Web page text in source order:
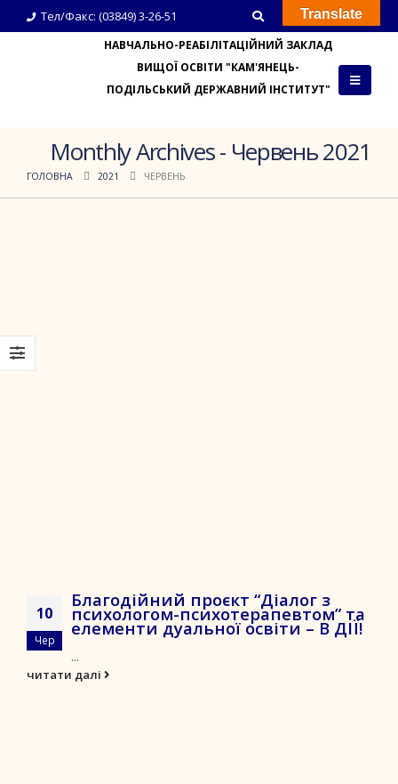
Тел/Факс: (03849) 3-26-51
НАВЧАЛЬНО-РЕАБІЛІТАЦІЙНИЙ ЗАКЛАД
ВИЩОЇ ОСВІТИ "КАМ'ЯНЕЦЬ-
ПОДІЛЬСЬКИЙ ДЕРЖАВНИЙ ІНСТИТУТ"
Monthly Archives - Червень 2021
ГОЛОВНА 2021 ЧЕРВЕНЬ
10
Чер
Благодійний проєкт “Діалог з
психологом-психотерапевтом” та
елементи дуальної освіти – В ДІЇ!
...
читати далі
Translate